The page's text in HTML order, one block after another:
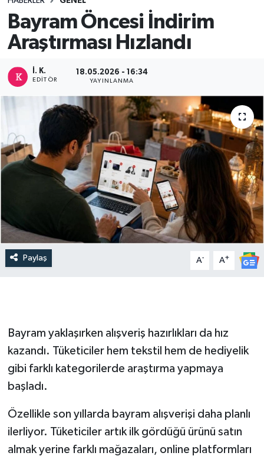
Bayram Öncesi İndirim
Araştırması Hızlandı
İ. K.
EDITÖR
18.05.2026 - 16:34
YAYINLANMA
Paylaş A- A+
Bayram yaklaşırken alışveriş hazırlıkları da hız
kazandı. Tüketiciler hem tekstil hem de hediyelik
gibi farklı kategorilerde araştırma yapmaya
başladı.
Özellikle son yıllarda bayram alışverişi daha planlı
ilerliyor. Tüketiciler artık ilk gördüğü ürünü satın
almak yerine farklı mağazaları, online platformları
DEVREK
DÜZCE
EREĞLİ
GÖKÇEBEY
KARABÜK
KASTAMONU